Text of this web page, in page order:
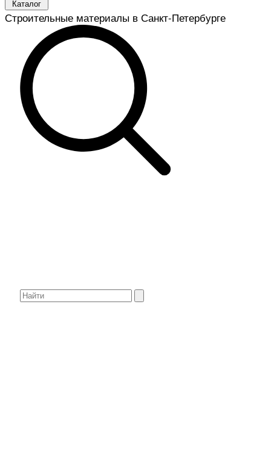
Каталог
Строительные материалы в Санкт-Петербурге